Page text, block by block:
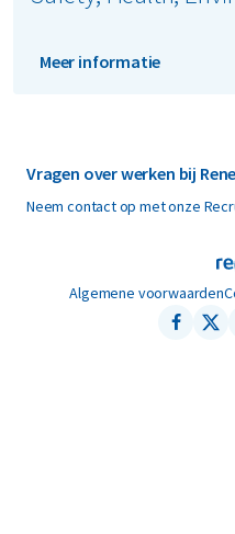
Meer informatie
Vragen over werken bij
Neem contact op met onze
Algemene voorwaarden